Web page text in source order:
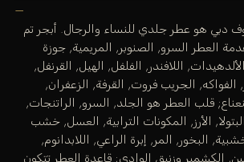
دبي هو عطر جلدي للنساء والرجال. أبجر تم
عام 2017. مقدمة العطر السرو, الصنوبر, المريمية, جوزة
اللافندر, الفلفل, الهيل, القرنفل,
الفواكه, الجريب فروت, القرفة, الزعفران,
قلب العطر هو الجلد, السرو, الراتنجات,
الأرز, المكونات الترابية, العسل, خشب
البخور, المر, إبرة الراعي, اللابدانوم,
الكشمير وزنبق الوادي; قاعدة العطر تتكون